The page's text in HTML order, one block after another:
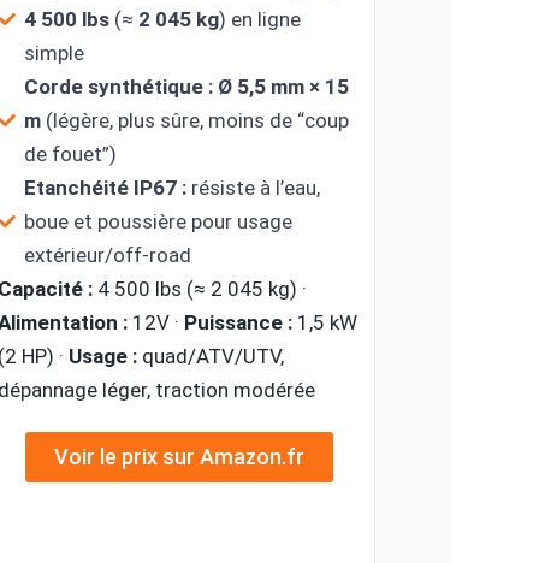
4 500 lbs (≈ 2 045 kg) en ligne
simple
Corde synthétique : Ø 5,5 mm × 15
m (légère, plus sûre, moins de “coup
de fouet”)
Etanchéité IP67 : résiste à l’eau,
boue et poussière pour usage
extérieur/off-road
Capacité :4 500 lbs (≈ 2 045 kg) ·
:12V · Puissance :1,5 kW
(2 HP) · Usage :quad/ATV/UTV,
dépannage léger, traction modérée
Voir le prix sur Amazon.fr